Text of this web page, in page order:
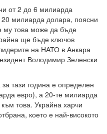
от 2 до 6 милиарда
20 милиарда долара, поясни
му това може да бъде
ще бъде ключов
на НАТО в Анкара
Володимир Зеленски
тази година е определен
евро), а 20-те милиарда
това. Украйна харчи
което е най-високото